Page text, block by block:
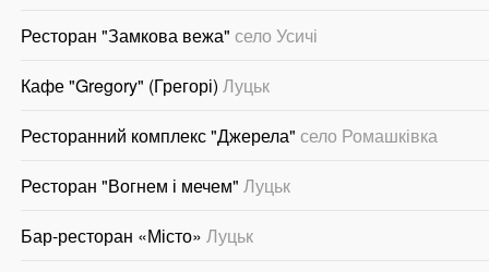
Ресторан "Замкова вежа" село Усичі
Кафе "Gregory" (Грегорі) Луцьк
Ресторанний комплекс "Джерела" село Ромашківка
Ресторан "Вогнем і мечем" Луцьк
Бар-ресторан «Місто» Луцьк